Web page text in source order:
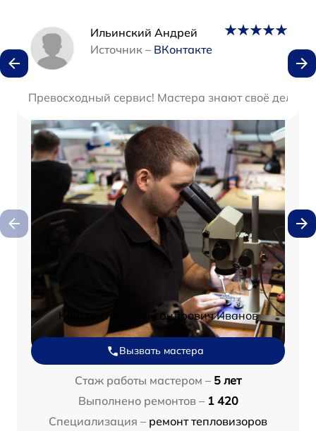
Ильинский Андрей
Источник – ВКонтакте
Превосходный сервис! Мастера знают своё дело,
Наши мастера
Константин Александрович Иванов
Вызвать мастера
Стаж работы мастером – 5 лет
Выполнено ремонтов – 1 420
Специализация – ремонт тепловизоров